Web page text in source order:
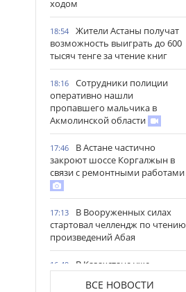
ходом
18:54
Жители Астаны получат
возможность выиграть до 600
тысяч тенге за чтение книг
18:16
Сотрудники полиции
оперативно нашли
пропавшего мальчика в
Акмолинской области
17:46
В Астане частично
закроют шоссе Коргалжын в
связи с ремонтными работами
17:13
В Вооруженных силах
стартовал челлендж по чтению
произведений Абая
16:49
В Казахстане уже
ВСЕ НОВОСТИ